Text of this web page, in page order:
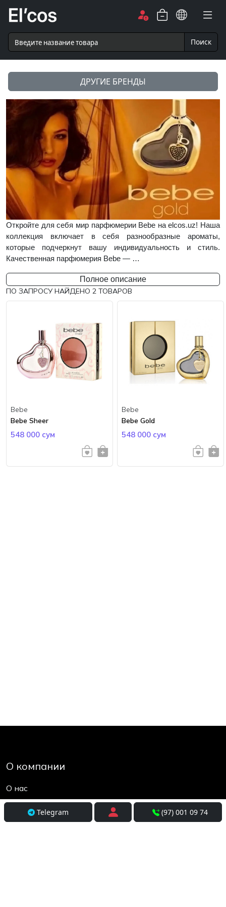
Поиск
ДРУГИЕ БРЕНДЫ
Откройте для себя мир парфюмерии Bebe на elcos.uz! Наша
коллекция включает в себя разнообразные ароматы,
которые подчеркнут вашу индивидуальность и стиль.
Качественная парфюмерия Bebe — …
Полное описание
ПО ЗАПРОСУ НАЙДЕНО 2 ТОВАРОВ
Bebe
Bebe Sheer
548 000 сум
Bebe
Bebe Gold
548 000 сум
О компании
О нас
Контакты
Социальные сети
Telegram (97) 001 09 74